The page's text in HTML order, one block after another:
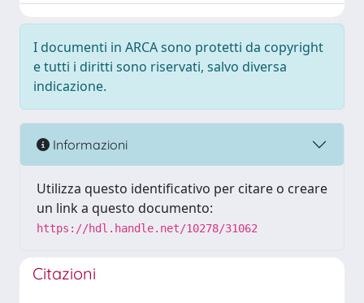
I documenti in ARCA sono protetti da copyright
e tutti i diritti sono riservati, salvo diversa
indicazione.
Informazioni
Utilizza questo identificativo per citare o creare
un link a questo documento:
https://hdl.handle.net/10278/31062
Citazioni